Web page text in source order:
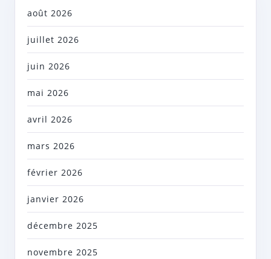
août 2026
juillet 2026
juin 2026
mai 2026
avril 2026
mars 2026
février 2026
janvier 2026
décembre 2025
novembre 2025